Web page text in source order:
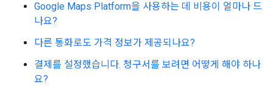
Google Maps Platform을 사용하는 데 비용이 얼마나 드
나요?
다른 통화로도 가격 정보가 제공되나요?
결제를 설정했습니다. 청구서를 보려면 어떻게 해야 하나
요?